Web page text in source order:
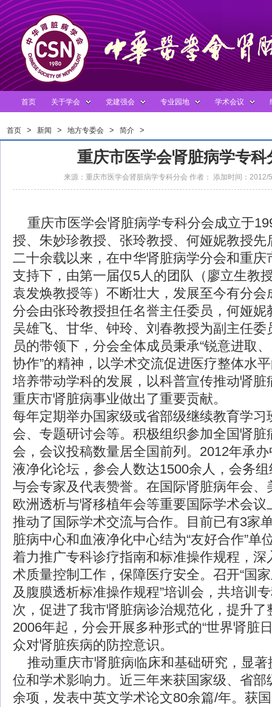
首页 关于学会 党建强会 专业园地 学术会议
首页 > 新闻 > 地方专委会 > 简介 >
重庆市医学会肾脏病学专科
来源：重庆市医学会肾脏病学专科分会 作者： 添加时间：
重庆市医学会肾脏病学专科分会成立于
授、朱妙珍教授、张玲教授、何娅妮教授先
二十余载以来，在中华肾脏病学分会和重庆
支持下，由第一届仅5人的团队（廖立生教
袁发焕教授等）不断壮大，发展至今有分会
分会由张玲教授担任名誉主任委员，何娅妮
吴雄飞、甘华、钟玲、刘春教授为副主任委
员的带领下，分会全体成员秉承“锐意进取
协作”的精神，以学术交流促进医疗整体水
培养带动学科的发展，以科普宣传推动肾脏
重庆市肾脏病事业做出了重要贡献。
每年定期举办国家级或省部级继续教育学习
会、专题研讨会等。积极组织参加全国肾脏
会，会议投稿数量居全国前列。2012年承
液净化论坛，参会人数达1500余人，会务
与会专家及代表赞誉。在国际肾脏病年会、
欧洲透析与肾移植年会等重要国际学术会议
推动了国际学术交流与合作。目前已有3家
脏病中心和血液净化中心结为“友好合作”单
着力推广专科诊疗指南和标准操作规程，深
术质量控制工作，保障医疗安全。召开“国
及腹膜透析标准操作规程”培训会，共培训
次，促进了我市肾脏病诊治规范化，提升了
2006年起，分会开展多种形式的“世界肾脏
众对肾脏疾病的防控意识。
推动重庆市肾脏病临床和基础研究，显著
位和学术影响力。近三年来获国家级、省部
余项，发表中英文学术论文80余篇/年。获